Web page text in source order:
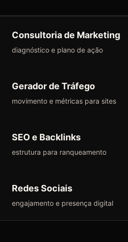
Consultoria de Marketing
diagnóstico e plano de ação
Gerador de Tráfego
movimento e métricas para sites
SEO e Backlinks
estrutura para ranqueamento
Redes Sociais
engajamento e presença digital